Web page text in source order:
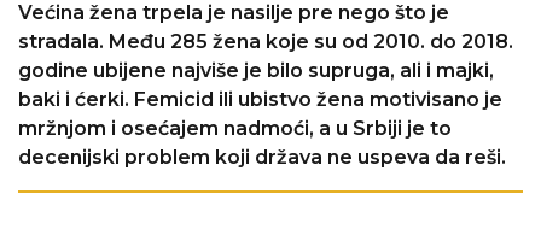
Većina žena trpela je nasilje pre nego što je
stradala. Među 285 žena koje su od 2010. do 2018.
godine ubijene najviše je bilo supruga, ali i majki,
baki i ćerki. Femicid ili ubistvo žena motivisano je
mržnjom i osećajem nadmoći, a u Srbiji je to
decenijski problem koji država ne uspeva da reši.